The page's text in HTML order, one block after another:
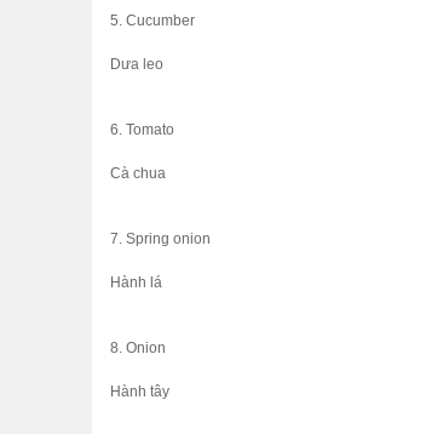
5. Cucumber
Dưa leo
6. Tomato
Cà chua
7. Spring onion
Hành lá
8. Onion
Hành tây